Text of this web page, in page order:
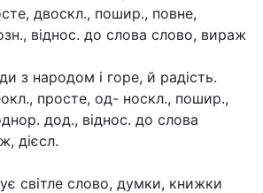
двоскл., пошир., повне,
віднос. до слова слово, вираж
з народом і горе, й радість.
просте, од- носкл., пошир.,
дод., віднос. до слова
дієсл.
світле слово, думки, книжки